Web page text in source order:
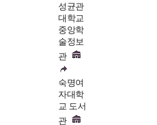
성균관
대학교
중앙학
술정보
관
숙명여
자대학
교 도서
관